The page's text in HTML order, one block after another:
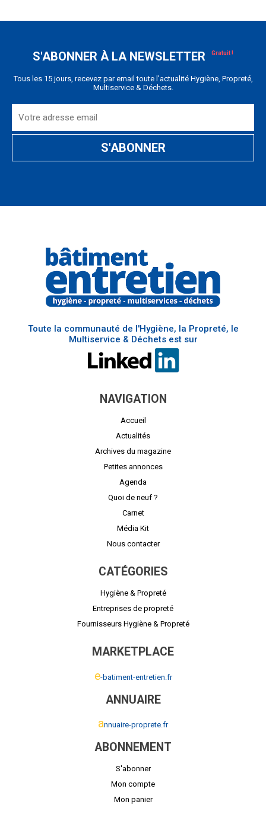
S'ABONNER À LA NEWSLETTER
Tous les 15 jours, recevez par email toute l'actualité Hygiène, Propreté,
Multiservice & Déchets.
Toute la communauté de l'Hygiène, la Propreté, le
Multiservice & Déchets est sur
NAVIGATION
Accueil
Actualités
Archives du magazine
Petites annonces
Agenda
Quoi de neuf ?
Carnet
Média Kit
Nous contacter
CATÉGORIES
Hygiène & Propreté
Entreprises de propreté
Fournisseurs Hygiène & Propreté
MARKETPLACE
e-batiment-entretien.fr
ANNUAIRE
annuaire-proprete.fr
ABONNEMENT
S'abonner
Mon compte
Mon panier